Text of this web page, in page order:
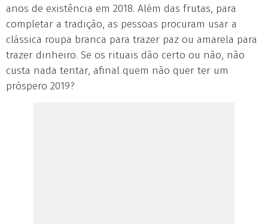
anos de existência em 2018. Além das frutas, para
completar a tradição, as pessoas procuram usar a
clássica roupa branca para trazer paz ou amarela para
trazer dinheiro. Se os rituais dão certo ou não, não
custa nada tentar, afinal quem não quer ter um
próspero 2019?